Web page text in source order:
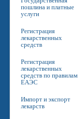
пошлина и платные
услуги
Регистрация
лекарственных
средств
Регистрация
лекарственных
средств по правилам
ЕАЭС
Импорт и экспорт
лекарств